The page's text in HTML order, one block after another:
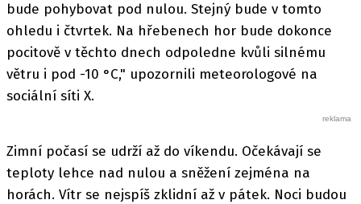
bude pohybovat pod nulou. Stejný bude v tomto
ohledu i čtvrtek. Na hřebenech hor bude dokonce
pocitově v těchto dnech odpoledne kvůli silnému
větru i pod -10 °C," upozornili meteorologové na
sociální síti X.
Zimní počasí se udrží až do víkendu. Očekávají se
teploty lehce nad nulou a sněžení zejména na
horách. Vítr se nejspíš zklidní až v pátek. Noci budou